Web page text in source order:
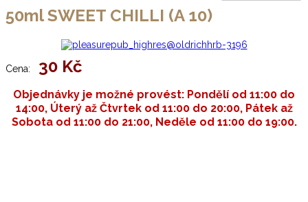
50ml SWEET CHILLI (A 10)
Cena: 30 Kč
Objednávky je možné provést: Pondělí od 11:00 do
14:00, Úterý až Čtvrtek od 11:00 do 20:00, Pátek až
Sobota od 11:00 do 21:00, Neděle od 11:00 do 19:00.